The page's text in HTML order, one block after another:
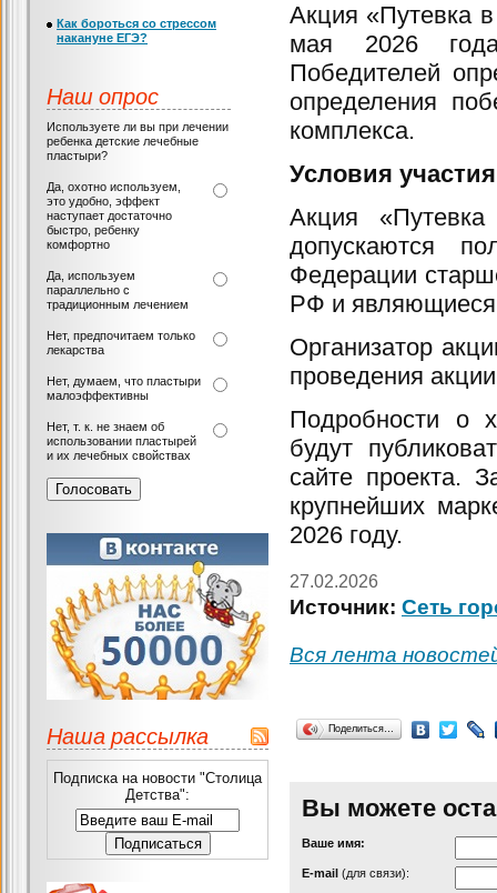
Акция «Путевка
мая 2026
Победителей
определения
комплекса.
Условия участия
Акция
допускаются
Федерации
РФ и
Организатор
проведения
Подробности о
будут
сайте проекта.
крупнейших
2026 году.
27.02.2026
Источник: Сеть
Вся лента
Поделиться…
Вы можете
Ваше имя:
Е-mail (для связи):
Как бороться со стрессом
накануне ЕГЭ?
Наш опрос
Используете ли вы при лечении
ребенка детские лечебные
пластыри?
Да, охотно используем,
это удобно, эффект
наступает достаточно
быстро, ребенку
комфортно
Да, используем
параллельно с
традиционным лечением
Нет, предпочитаем только
лекарства
Нет, думаем, что пластыри
малоэффективны
Нет, т. к. не знаем об
использовании пластырей
и их лечебных свойствах
Наша рассылка
Подписка на новости "Столица
Детства":